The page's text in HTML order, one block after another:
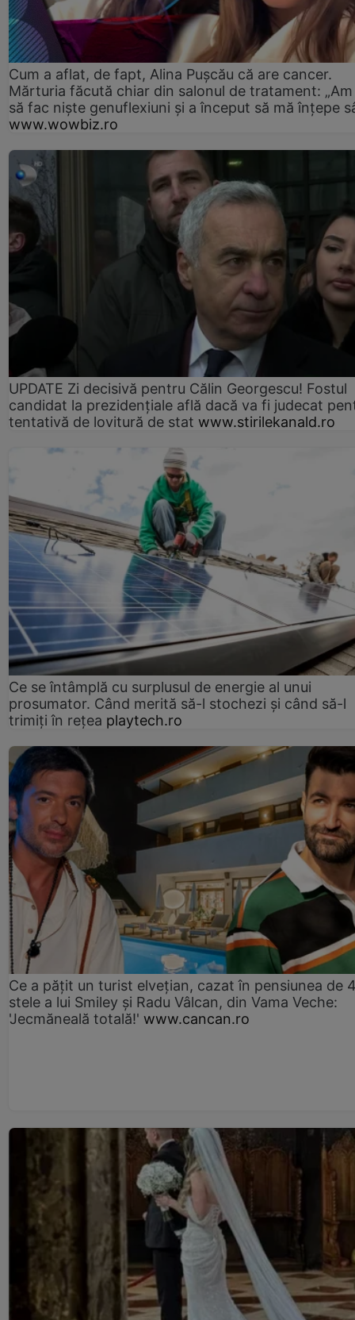
Cum a aflat, de fapt, Alina Pușcău că are cancer.
Mărturia făcută chiar din salonul de tratament:
să fac niște genuflexiuni și a început să mă înțepe
www.wowbiz.ro
UPDATE Zi decisivă pentru Călin Georgescu! Fostul
candidat la prezidențiale află dacă va fi judecat
tentativă de lovitură de stat www.stirilekanald.ro
Ce se întâmplă cu surplusul de energie al unui
prosumator. Când merită să-l stochezi și când să-l
trimiți în rețea playtech.ro
Ce a pățit un turist elvețian, cazat în pensiunea de
stele a lui Smiley și Radu Vâlcan, din Vama Veche:
'Jecmăneală totală!' www.cancan.ro